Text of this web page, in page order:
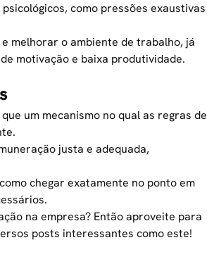
como pressões exaustivas
melhorar o ambiente de trabalho, já
motivação e baixa produtividade.
um mecanismo no qual as regras de
justa e adequada,
chegar exatamente no ponto em
na empresa? Então aproveite para
posts interessantes como este!